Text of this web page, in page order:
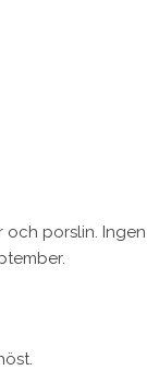
och porslin. Ingen